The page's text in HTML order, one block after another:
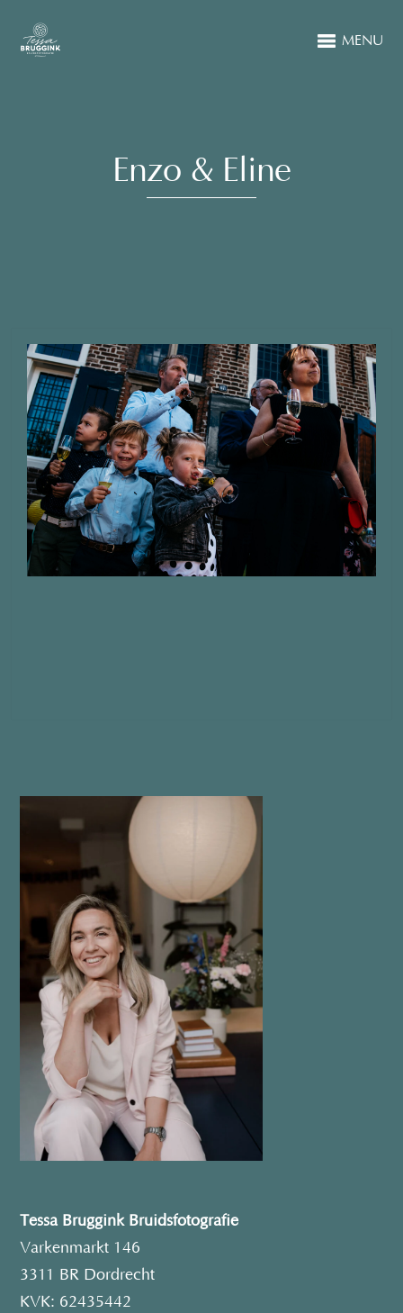
MENU
Enzo & Eline
Tessa Bruggink Bruidsfotografie
Varkenmarkt 146
3311 BR Dordrecht
KVK: 62435442